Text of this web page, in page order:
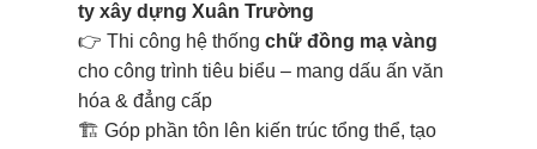
ty xây dựng Xuân Trường
👉 Thi công hệ thống chữ đồng mạ vàng
cho công trình tiêu biểu – mang dấu ấn văn
hóa & đẳng cấp
🏗️ Góp phần tôn lên kiến trúc tổng thể, tạo